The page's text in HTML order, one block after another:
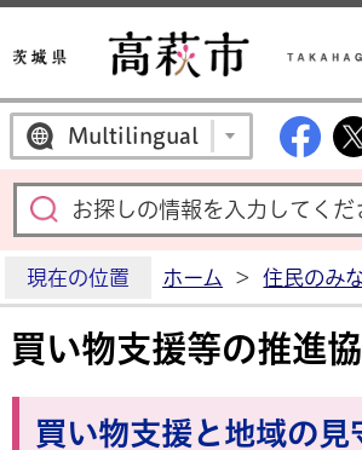
Multilingual
現在の位置 ホーム > 住民のみ
買い物支援等の推進
買い物支援と地域の見